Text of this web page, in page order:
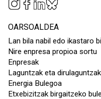
OARSOALDEA
Lan bila nabil edo ikastaro
Nire enpresa propioa sortu
Enpresak
Laguntzak eta dirulaguntzak
Energia Bulegoa
Etxebizitzak birgaitzeko